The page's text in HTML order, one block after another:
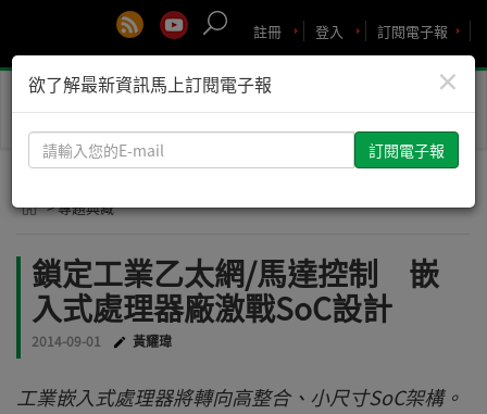
訂閱電子報
登入
註冊
Toggle
> 專題典藏
鎖定工業乙太網/馬達控制 嵌
入式處理器廠激戰SoC設計
2014-09-01 黃耀瑋
工業嵌入式處理器將轉向高整合、小尺寸SoC架構。
×
欲了解最新資訊馬上訂閱電子報
請
輸
您
E-
mail